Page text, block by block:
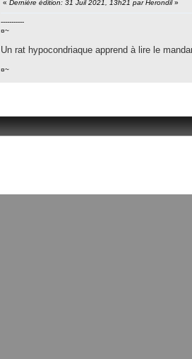
« Dernière édition: 31 Juil 2021, 13h21 par Herondil»
-----------
¤~
Un rat hypocondriaque apprend à lire le
¤~